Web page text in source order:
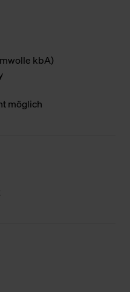
kbA)
möglich